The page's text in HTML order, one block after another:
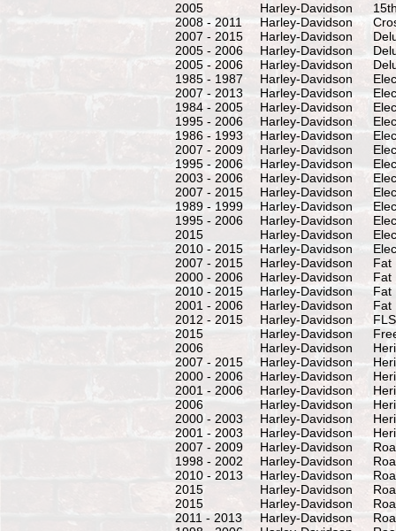
2005
Harley-Davidson
2008 - 2011
Harley-Davidson
2007 - 2015
Harley-Davidson
2005 - 2006
Harley-Davidson
2005 - 2006
Harley-Davidson
1985 - 1987
Harley-Davidson
2007 - 2013
Harley-Davidson
1984 - 2005
Harley-Davidson
1995 - 2006
Harley-Davidson
1986 - 1993
Harley-Davidson
2007 - 2009
Harley-Davidson
1995 - 2006
Harley-Davidson
2003 - 2006
Harley-Davidson
2007 - 2015
Harley-Davidson
1989 - 1999
Harley-Davidson
1995 - 2006
Harley-Davidson
2015
Harley-Davidson
2010 - 2015
Harley-Davidson
2007 - 2015
Harley-Davidson
Fat
2000 - 2006
Harley-Davidson
Fat
2010 - 2015
Harley-Davidson
Fat
2001 - 2006
Harley-Davidson
Fat
2012 - 2015
Harley-Davidson
2015
Harley-Davidson
2006
Harley-Davidson
2007 - 2015
Harley-Davidson
2000 - 2006
Harley-Davidson
2001 - 2006
Harley-Davidson
2006
Harley-Davidson
2000 - 2003
Harley-Davidson
2001 - 2003
Harley-Davidson
2007 - 2009
Harley-Davidson
1998 - 2002
Harley-Davidson
2010 - 2013
Harley-Davidson
2015
Harley-Davidson
2015
Harley-Davidson
2011 - 2013
Harley-Davidson